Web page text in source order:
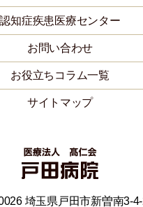
認知症疾患医療センター
お問い合わせ
お役立ちコラム一覧
サイトマップ
埼玉県戸田市新曽南3-